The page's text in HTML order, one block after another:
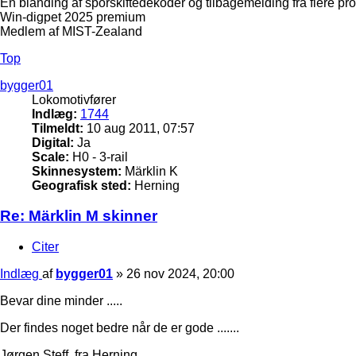
Win-digpet 2025 premium
Medlem af MIST-Zealand
Top
bygger01
Lokomotivfører
Indlæg: 1744
Tilmeldt: 10 aug 2011, 07:57
Digital: Ja
Scale: H0 - 3-rail
Skinnesystem: Märklin K
Geografisk sted: Herning
Re: Märklin M skinner
Citer
Indlæg af bygger01 » 26 nov 2024, 20:00
Bevar dine minder .....
Der findes noget bedre når de er gode .......